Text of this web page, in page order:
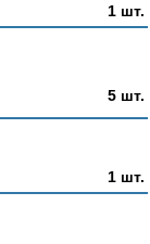
1 шт.
5 шт.
1 шт.